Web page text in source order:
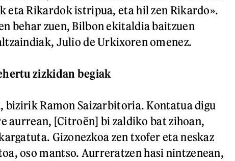
eta Rikardok istripua, eta hil zen Rikardo».
behar zuen, Bilbon ekitaldia baitzuen
Julio de Urkixoren omenez.
zizkidan begiak
bizirik Ramon Saizarbitoria. Kontatua digu
aurrean, [Citroën] bi zaldiko bat zihoan,
Gizonezkoa zen txofer eta neskaz
oso mantso. Aurreratzen hasi nintzenean,